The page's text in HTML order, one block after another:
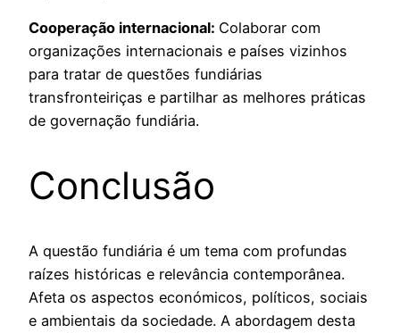
Cooperação internacional: Colaborar com
organizações internacionais e países vizinhos
para tratar de questões fundiárias
transfronteiriças e partilhar as melhores práticas
de governação fundiária.
Conclusão
​A questão fundiária é um tema com profundas
raízes históricas e relevância contemporânea.
Afeta os aspectos económicos, políticos, sociais
e ambientais da sociedade. A abordagem desta